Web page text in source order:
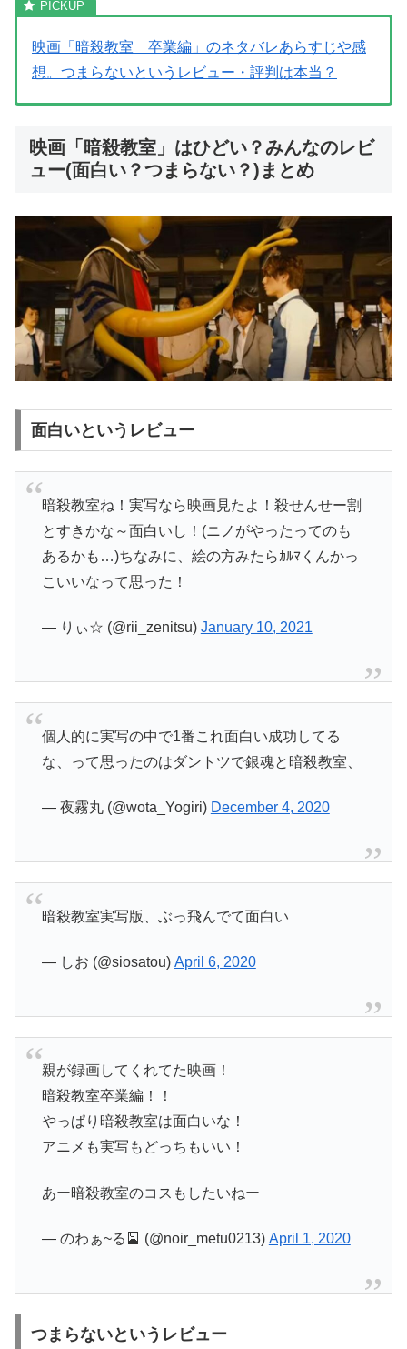
映画「暗殺教室 卒業編」のネタバレあらすじや感
想。つまらないというレビュー・評判は本当？
映画「暗殺教室」はひどい？みんなのレビ
ュー(面白い？つまらない？)まとめ
面白いというレビュー
暗殺教室ね！実写なら映画見たよ！殺せんせー割
とすきかな～面白いし！(ニノがやったってのも
あるかも…)ちなみに、絵の方みたらｶﾙﾏくんかっ
こいいなって思った！
— りぃ☆ (@rii_zenitsu) January 10, 2021
個人的に実写の中で1番これ面白い成功してる
な、って思ったのはダントツで銀魂と暗殺教室、
— 夜霧丸 (@wota_Yogiri) December 4, 2020
暗殺教室実写版、ぶっ飛んでて面白い
— しお (@siosatou) April 6, 2020
親が録画してくれてた映画！
暗殺教室卒業編！！
やっぱり暗殺教室は面白いな！
アニメも実写もどっちもいい！
あー暗殺教室のコスもしたいねー
— のわぁ~る🎴 (@noir_metu0213) April 1, 2020
つまらないというレビュー